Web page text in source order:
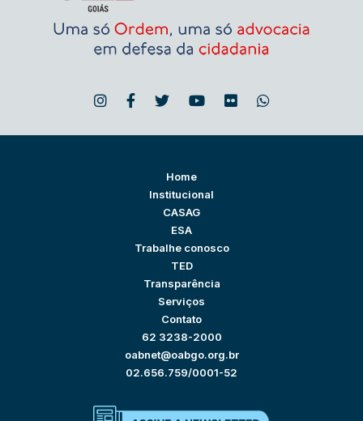
Home
Institucional
CASAG
ESA
Trabalhe conosco
TED
Transparência
Serviços
Contato
62 3238-2000
oabnet@oabgo.org.br
02.656.759/0001-52